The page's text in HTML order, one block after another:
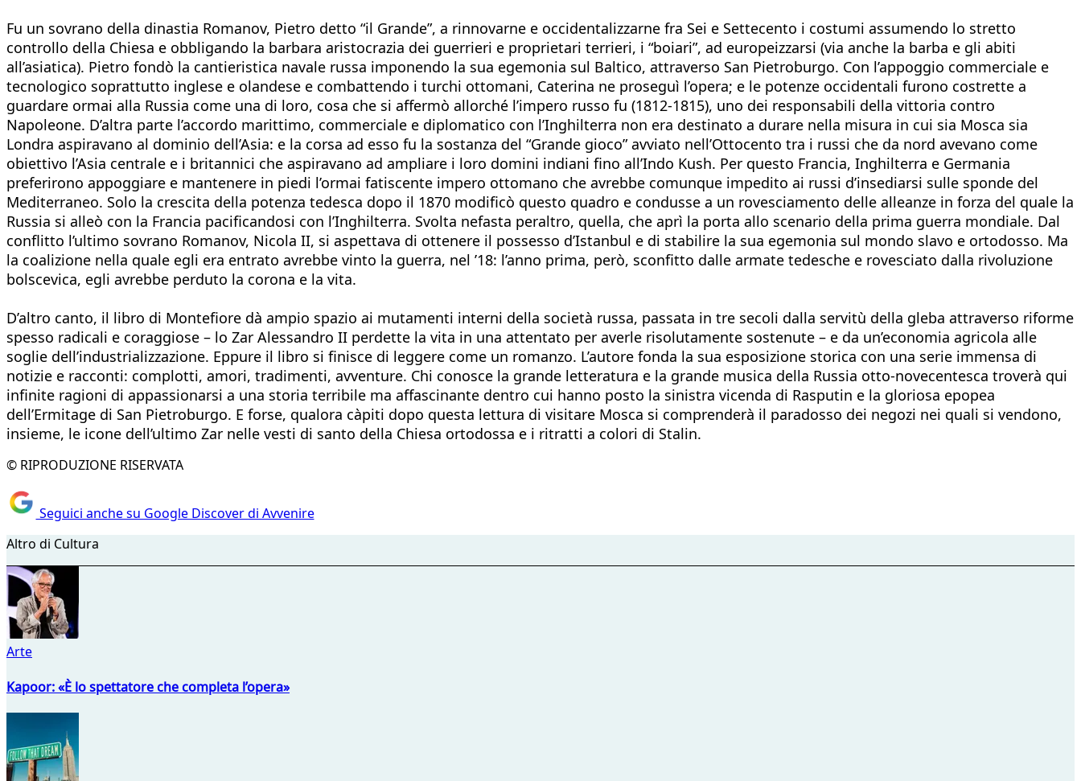
Fu un sovrano della dinastia Romanov, Pietro detto “il Grande”, a rinnovarne e occidentalizzarne fra Sei e Settecento i costumi assumendo lo stretto
controllo della Chiesa e obbligando la barbara aristocrazia dei guerrieri e proprietari terrieri, i “boiari”, ad europeizzarsi (via anche la barba e gli abiti
all’asiatica). Pietro fondò la cantieristica navale russa imponendo la sua egemonia sul Baltico, attraverso San Pietroburgo. Con l’appoggio commerciale e
tecnologico soprattutto inglese e olandese e combattendo i turchi ottomani, Caterina ne proseguì l’opera; e le potenze occidentali furono costrette a
guardare ormai alla Russia come una di loro, cosa che si affermò allorché l’impero russo fu (1812-1815), uno dei responsabili della vittoria contro
Napoleone. D’altra parte l’accordo marittimo, commerciale e diplomatico con l’Inghilterra non era destinato a durare nella misura in cui sia Mosca sia
Londra aspiravano al dominio dell’Asia: e la corsa ad esso fu la sostanza del “Grande gioco” avviato nell’Ottocento tra i russi che da nord avevano come
obiettivo l’Asia centrale e i britannici che aspiravano ad ampliare i loro domini indiani fino all’Indo Kush. Per questo Francia, Inghilterra e Germania
preferirono appoggiare e mantenere in piedi l’ormai fatiscente impero ottomano che avrebbe comunque impedito ai russi d’insediarsi sulle sponde del
Mediterraneo. Solo la crescita della potenza tedesca dopo il 1870 modificò questo quadro e condusse a un rovesciamento delle alleanze in forza del quale la
Russia si alleò con la Francia pacificandosi con l’Inghilterra. Svolta nefasta peraltro, quella, che aprì la porta allo scenario della prima guerra mondiale. Dal
conflitto l’ultimo sovrano Romanov, Nicola II, si aspettava di ottenere il possesso d’Istanbul e di stabilire la sua egemonia sul mondo slavo e ortodosso. Ma
la coalizione nella quale egli era entrato avrebbe vinto la guerra, nel ’18: l’anno prima, però, sconfitto dalle armate tedesche e rovesciato dalla rivoluzione
bolscevica, egli avrebbe perduto la corona e la vita.
D’altro canto, il libro di Montefiore dà ampio spazio ai mutamenti interni della società russa, passata in tre secoli dalla servitù della gleba attraverso riforme
spesso radicali e coraggiose – lo Zar Alessandro II perdette la vita in una attentato per averle risolutamente sostenute – e da un’economia agricola alle
soglie dell’industrializzazione. Eppure il libro si finisce di leggere come un romanzo. L’autore fonda la sua esposizione storica con una serie immensa di
notizie e racconti: complotti, amori, tradimenti, avventure. Chi conosce la grande letteratura e la grande musica della Russia otto-novecentesca troverà qui
infinite ragioni di appassionarsi a una storia terribile ma affascinante dentro cui hanno posto la sinistra vicenda di Rasputin e la gloriosa epopea
dell’Ermitage di San Pietroburgo. E forse, qualora càpiti dopo questa lettura di visitare Mosca si comprenderà il paradosso dei negozi nei quali si vendono,
insieme, le icone dell’ultimo Zar nelle vesti di santo della Chiesa ortodossa e i ritratti a colori di Stalin.
© RIPRODUZIONE RISERVATA
Seguici anche su Google Discover di Avvenire
Altro di Cultura
Arte
Kapoor: «È lo spettatore che completa l’opera»